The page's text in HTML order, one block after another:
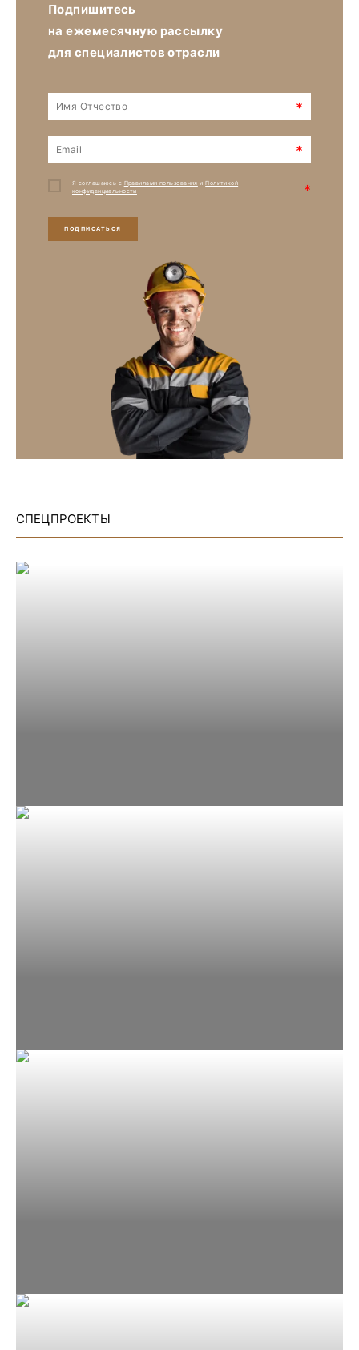
Подпишитесь
на ежемесячную рассылку
для специалистов отрасли
*
*
Я соглашаюсь с Правилами пользования иПолитикой
конфиденциальности
*
ПОДПИСАТЬСЯ
СПЕЦПРОЕКТЫ